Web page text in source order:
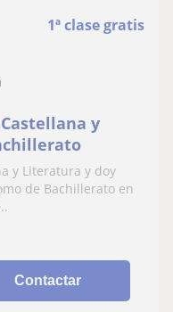
1ª clase gratis
y
y Literatura y doy
de Bachillerato en
Contactar